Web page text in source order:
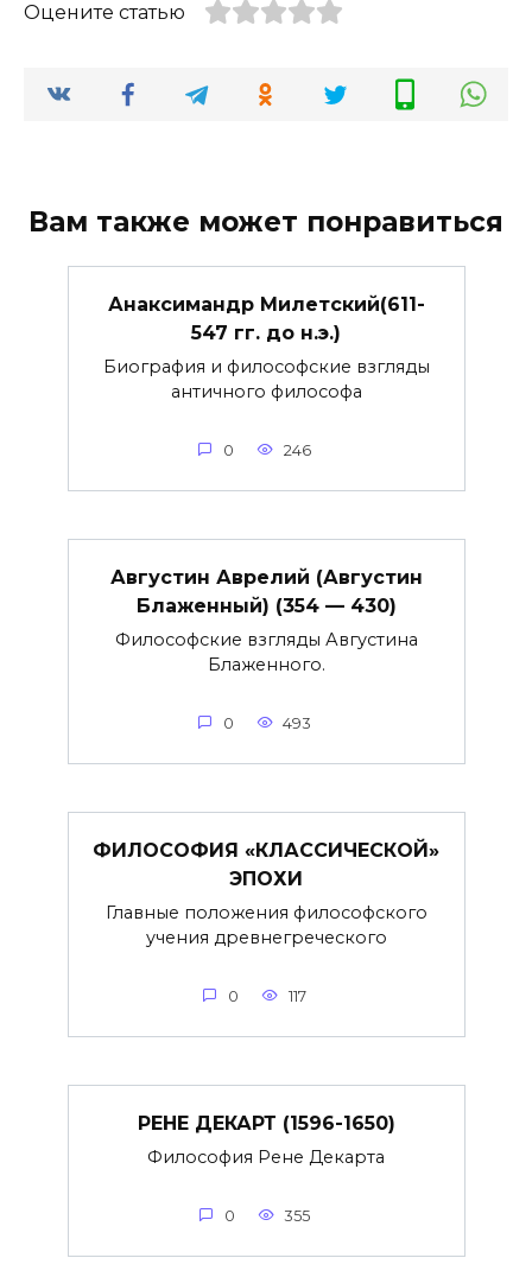
Оцените статью
Вам также может понравиться
Анаксимандр Милетский(611-
547 гг. до н.э.)
Биография и философские взгляды
античного философа
0 246
Августин Аврелий (Августин
Блаженный) (354 — 430)
Философские взгляды Августина
Блаженного.
0 493
ФИЛОСОФИЯ «КЛАССИЧЕСКОЙ»
ЭПОХИ
Главные положения философского
учения древнегреческого
0 117
РЕНЕ ДЕКАРТ (1596-1650)
Философия Рене Декарта
0 355